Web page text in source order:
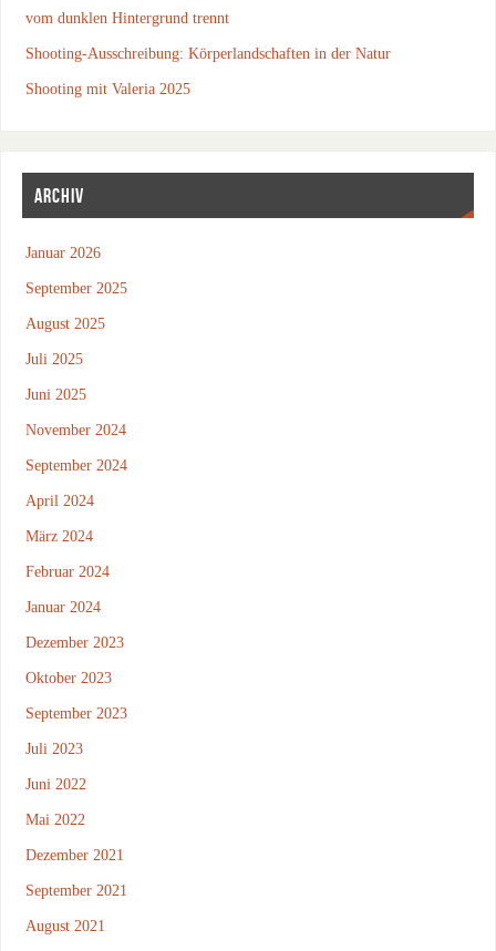
vom dunklen Hintergrund trennt
Shooting-Ausschreibung: Körperlandschaften in der Natur
Shooting mit Valeria 2025
ARCHIV
Januar 2026
September 2025
August 2025
Juli 2025
Juni 2025
November 2024
September 2024
April 2024
März 2024
Februar 2024
Januar 2024
Dezember 2023
Oktober 2023
September 2023
Juli 2023
Juni 2022
Mai 2022
Dezember 2021
September 2021
August 2021